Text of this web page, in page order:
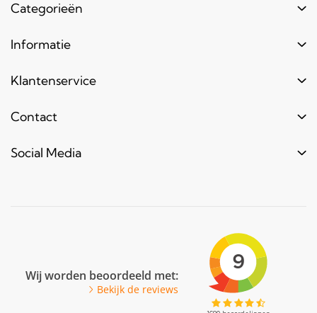
Categorieën
Buizen
Hout
Toebehoren
Reclameframes
Informatie
Login
Bestel informatie
Blogs & laatste nieuws
Klantenservice
Contact
Retourneren
Contact
info@bouwbuis.nl
Social Media
Wij worden beoordeeld met:
Bekijk de reviews